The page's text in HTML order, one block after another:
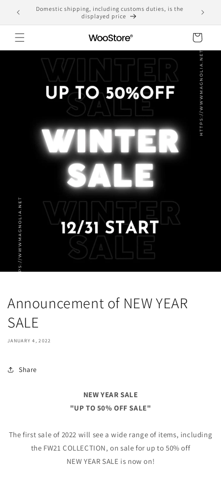
Skip to
content
Domestic shipping, including customs duties, is the
displayed price
Cart
Announcement of NEW YEAR
SALE
JANUARY 4, 2022
Share
NEW YEAR SALE
"UP TO 50% OFF SALE"
The first sale of 2022 will see a wide range of items, including
the FW21 COLLECTION, on sale for up to 50% off
NEW YEAR SALE is now on!